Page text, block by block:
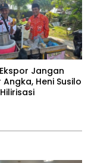
Jangan
Heni Susilo